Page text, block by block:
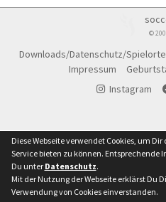
©
Downloads/Datenschutz/Spielorte
Impressum
Instagram
Diese Webseite verwendet Cookies, um
Service bieten zu können. Entsprechende
Du unter Datenschutz.
Mit der Nutzung der Webseite erklärst Du
Verwendung von Cookies einverstanden.